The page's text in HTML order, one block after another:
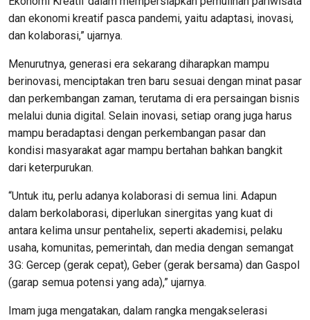
dan ekonomi kreatif pasca pandemi, yaitu adaptasi, inovasi,
dan kolaborasi,” ujarnya.
Menurutnya, generasi era sekarang diharapkan mampu
berinovasi, menciptakan tren baru sesuai dengan minat pasar
dan perkembangan zaman, terutama di era persaingan bisnis
melalui dunia digital. Selain inovasi, setiap orang juga harus
mampu beradaptasi dengan perkembangan pasar dan
kondisi masyarakat agar mampu bertahan bahkan bangkit
dari keterpurukan.
“Untuk itu, perlu adanya kolaborasi di semua lini. Adapun
dalam berkolaborasi, diperlukan sinergitas yang kuat di
antara kelima unsur pentahelix, seperti akademisi, pelaku
usaha, komunitas, pemerintah, dan media dengan semangat
3G: Gercep (gerak cepat), Geber (gerak bersama) dan Gaspol
(garap semua potensi yang ada),” ujarnya.
Imam juga mengatakan, dalam rangka mengakselerasi